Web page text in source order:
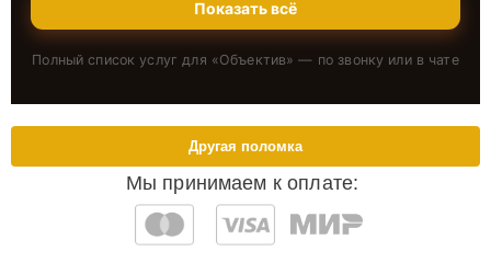
Показать всё
Полный список услуг для «Объектив» — по звонку или в чате
Мы принимаем к оплате:
Другая поломка